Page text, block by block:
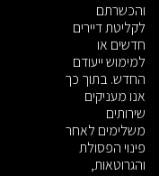
והכשרתם
לקליטת דיירים
חדשים או
למימוש ייעודם
החדש. בתוך כך
אנו מעניקים
שירותים
משלימים לאחר
פינוי הפסולת
והגרוטאות,